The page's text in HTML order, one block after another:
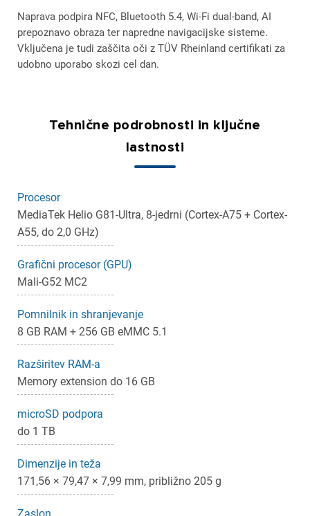
Naprava podpira NFC, Bluetooth 5.4, Wi-Fi dual-band, AI
prepoznavo obraza ter napredne navigacijske sisteme.
Vključena je tudi zaščita oči z TÜV Rheinland certifikati za
udobno uporabo skozi cel dan.
Tehnične podrobnosti in ključne
lastnosti
Procesor
MediaTek Helio G81-Ultra, 8-jedrni (Cortex-A75 + Cortex-
A55, do 2,0 GHz)
Grafični procesor (GPU)
Mali-G52 MC2
Pomnilnik in shranjevanje
8 GB RAM + 256 GB eMMC 5.1
Razširitev RAM-a
Memory extension do 16 GB
microSD podpora
do 1 TB
Dimenzije in teža
171,56 × 79,47 × 7,99 mm, približno 205 g